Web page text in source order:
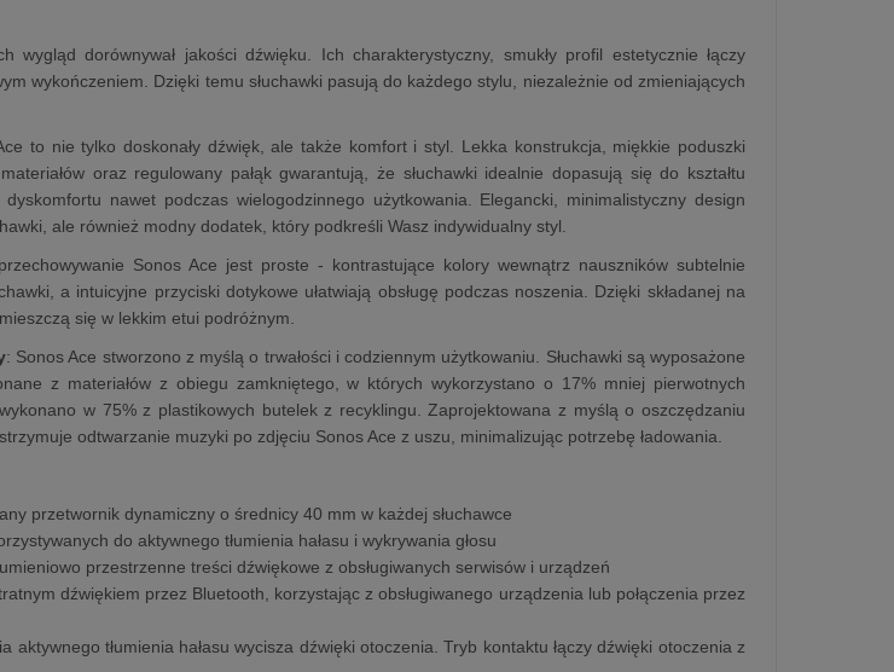
wygląd dorównywał jakości dźwięku. Ich charakterystyczny, smukły profil estetycznie łączy
wykończeniem. Dzięki temu słuchawki pasują do każdego stylu, niezależnie od zmieniających
to nie tylko doskonały dźwięk, ale także komfort i styl. Lekka konstrukcja, miękkie poduszki
oraz regulowany pałąk gwarantują, że słuchawki idealnie dopasują się do kształtu
nawet podczas wielogodzinnego użytkowania. Elegancki, minimalistyczny design
ale również modny dodatek, który podkreśli Wasz indywidualny styl.
Sonos Ace jest proste - kontrastujące kolory wewnątrz nauszników subtelnie
a intuicyjne przyciski dotykowe ułatwiają obsługę podczas noszenia. Dzięki składanej na
się w lekkim etui podróżnym.
: Sonos Ace stworzono z myślą o trwałości i codziennym użytkowaniu. Słuchawki są wyposażone
z materiałów z obiegu zamkniętego, w których wykorzystano o 17% mniej pierwotnych
w 75% z plastikowych butelek z recyklingu. Zaprojektowana z myślą o oszczędzaniu
odtwarzanie muzyki po zdjęciu Sonos Ace z uszu, minimalizując potrzebę ładowania.
przetwornik dynamiczny o średnicy 40 mm w każdej słuchawce
do aktywnego tłumienia hałasu i wykrywania głosu
przestrzenne treści dźwiękowe z obsługiwanych serwisów i urządzeń
dźwiękiem przez Bluetooth, korzystając z obsługiwanego urządzenia lub połączenia przez
aktywnego tłumienia hałasu wycisza dźwięki otoczenia. Tryb kontaktu łączy dźwięki otoczenia z